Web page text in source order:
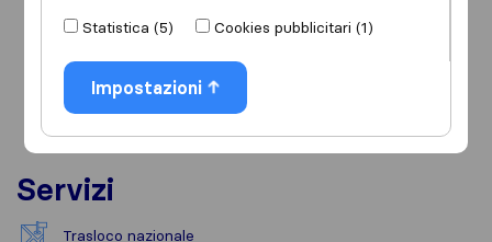
Servizi
Trasloco nazionale
Statistica (5)
Cookies pubblicitari (1)
Impostazioni